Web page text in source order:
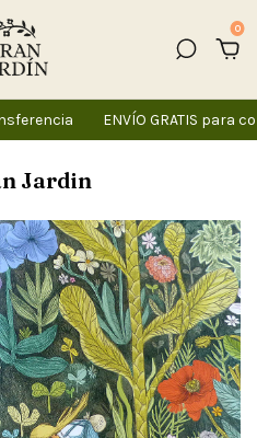
0
ENVÍO GRATIS para
Jardin